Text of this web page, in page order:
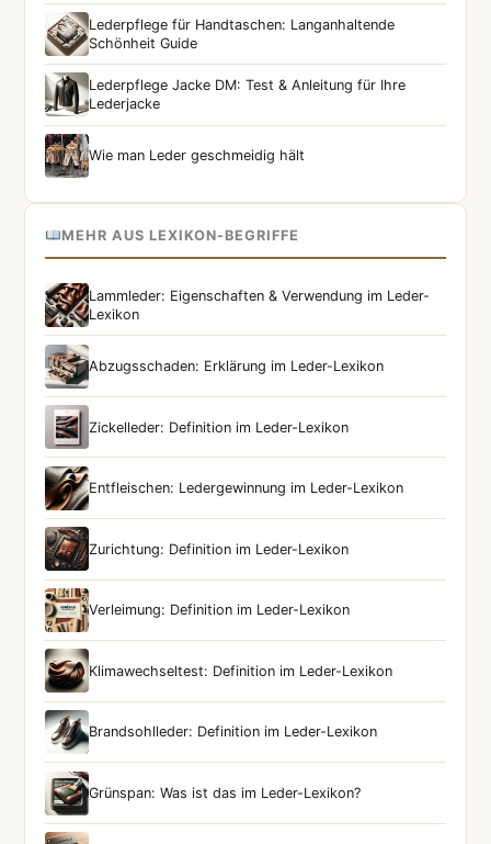
Lederpflege für Handtaschen: Langanhaltende
Schönheit Guide
Lederpflege Jacke DM: Test & Anleitung für Ihre
Lederjacke
Wie man Leder geschmeidig hält
MEHR AUS LEXIKON-BEGRIFFE
Lammleder: Eigenschaften & Verwendung im Leder-
Lexikon
Abzugsschaden: Erklärung im Leder-Lexikon
Zickelleder: Definition im Leder-Lexikon
Entfleischen: Ledergewinnung im Leder-Lexikon
Zurichtung: Definition im Leder-Lexikon
Verleimung: Definition im Leder-Lexikon
Klimawechseltest: Definition im Leder-Lexikon
Brandsohlleder: Definition im Leder-Lexikon
Grünspan: Was ist das im Leder-Lexikon?